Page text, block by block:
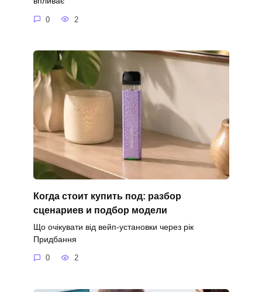
0 2
Когда стоит купить под: разбор
сценариев и подбор модели
Що очікувати від вейп-установки через рік
Придбання
0 2